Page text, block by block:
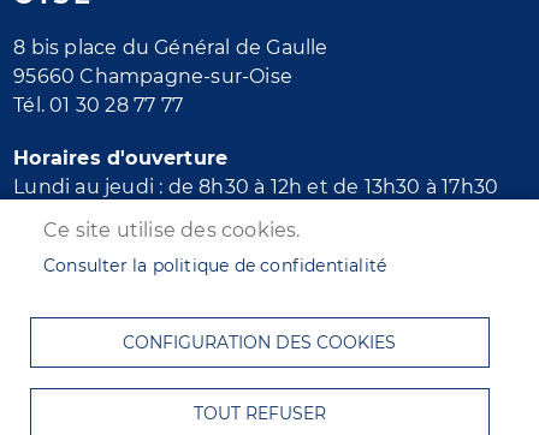
8 bis place du Général de Gaulle
95660 Champagne-sur-Oise
Tél. 01 30 28 77 77
Horaires d'ouverture
Lundi au jeudi : de 8h30 à 12h et de 13h30 à 17h30
Vendredi : de 8h30 à 12h et de 13h30 à 16h30
Samedi : de 8h30 à 12h
DE
PAGE
MENTIONS LÉGALES
DONNÉES PERSONNELLES
ACCESSIBILITÉ : NON CONFORME
COOKIES
Ce site utilise des cookies.
Consulter la politique de confidentialité
CONFIGURATION DES COOKIES
TOUT REFUSER